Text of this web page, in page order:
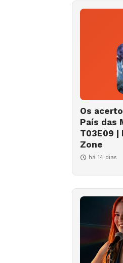
Os
País das
T03E09 |
Zone
há 14 dias